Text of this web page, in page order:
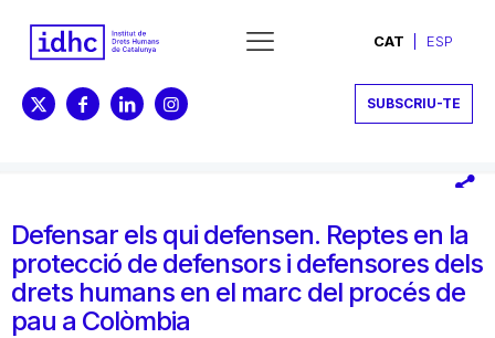
CAT ESP
SUBSCRIU-TE
Defensar els qui defensen. Reptes en la
protecció de defensors i defensores dels
drets humans en el marc del procés de
pau a Colòmbia